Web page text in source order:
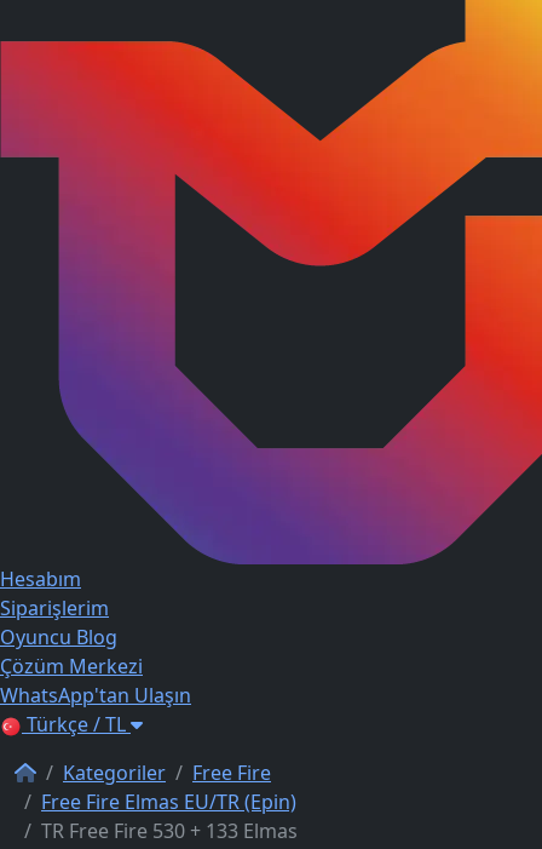
Hesabım
Siparişlerim
Oyuncu Blog
Çözüm Merkezi
WhatsApp'tan Ulaşın
Türkçe / TL
Kategoriler
Free Fire
Free Fire Elmas EU/TR (Epin)
TR Free Fire 530 + 133 Elmas